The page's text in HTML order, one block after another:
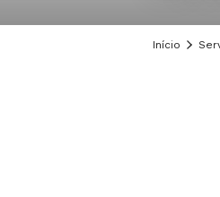
Início